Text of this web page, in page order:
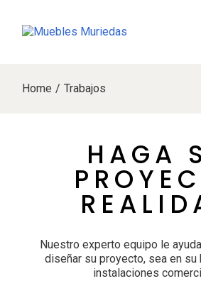
Home Trabajos
HAGA
Nuestro experto equipo le
diseñar su proyecto, sea en su
instalaciones